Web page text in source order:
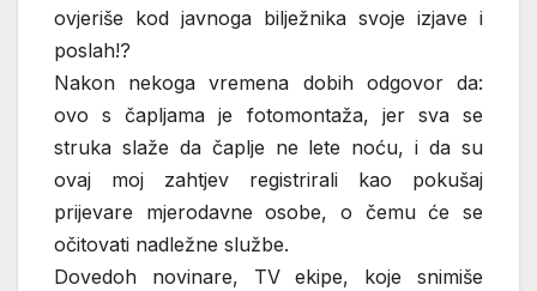
ovjeriše kod javnoga bilježnika svoje izjave i
poslah!?
Nakon nekoga vremena dobih odgovor da:
ovo s čapljama je fotomontaža, jer sva se
struka slaže da čaplje ne lete noću, i da su
ovaj moj zahtjev registrirali kao pokušaj
prijevare mjerodavne osobe, o čemu će se
očitovati nadležne službe.
Dovedoh novinare, TV ekipe, koje snimiše